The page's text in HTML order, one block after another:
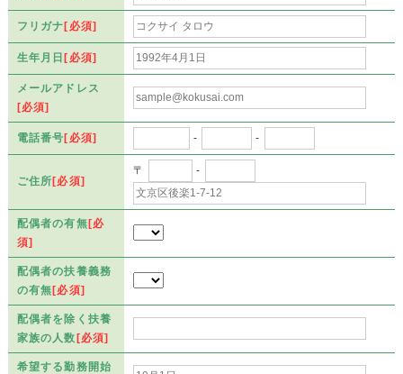
フリガナ [必須]
生年月日 [必須]
メールアドレス
[必須]
電話番号 [必須] - -
ご住所 [必須]
〒 -
配偶者の有無 [必
須]
配偶者の扶養義務
の有無 [必須]
配偶者を除く扶養
家族の人数 [必須]
希望する勤務開始